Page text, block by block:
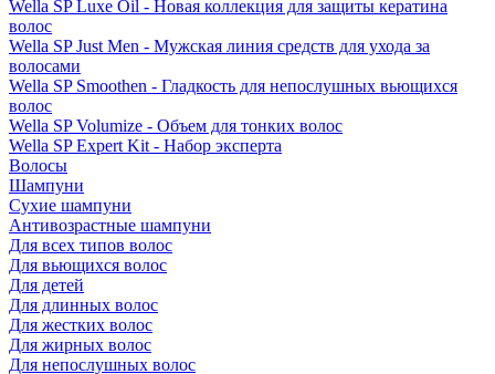
Wella SP Luxe Oil - Новая коллекция для защиты кератина
волос
Wella SP Just Men - Мужская линия средств для ухода за
волосами
Wella SP Smoothen - Гладкость для непослушных вьющихся
волос
Wella SP Volumize - Объем для тонких волос
Wella SP Expert Kit - Набор эксперта
Волосы
Шампуни
Сухие шампуни
Антивозрастные шампуни
Для всех типов волос
Для вьющихся волос
Для детей
Для длинных волос
Для жестких волос
Для жирных волос
Для непослушных волос